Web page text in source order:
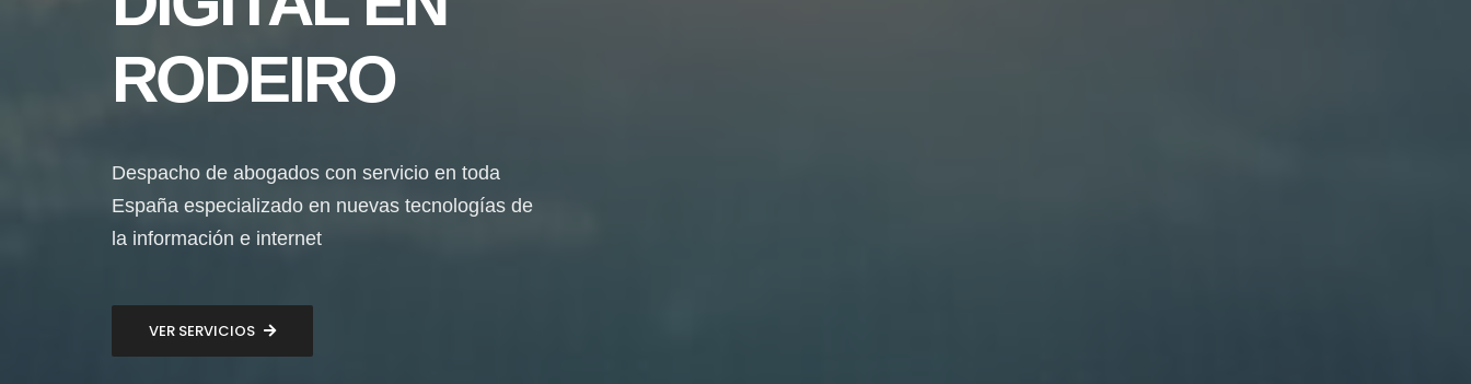
RODEIRO
Despacho de abogados con servicio en toda
España especializado en nuevas tecnologías de
la información e internet
VER SERVICIOS